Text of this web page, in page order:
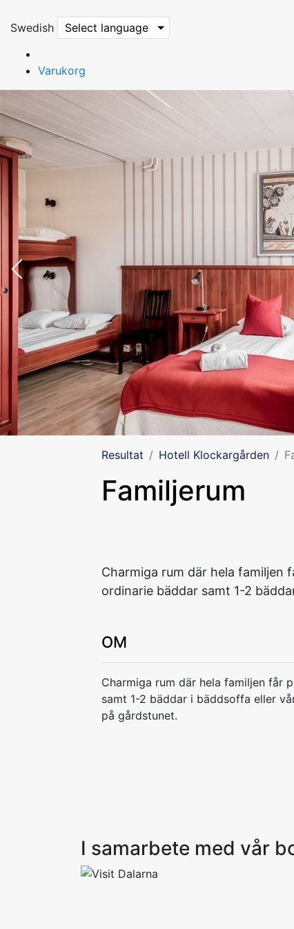
Swedish Select language
Varukorg
Resultat Hotell Klockargården
Familjerum
Charmiga rum där hela familjen
ordinarie bäddar samt 1-2
OM
Charmiga rum där hela familjen får
samt 1-2 bäddar i bäddsoffa eller
på gårdstunet.
I samarbete med vår